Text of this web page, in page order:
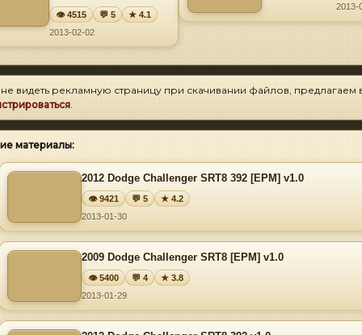
👁 4515 💬 5
★ 4.1
2013-02-02
2013-
видеть рекламную страницу при скачивании файлов, предлагаем
.
материалы:
2012 Dodge Challenger SRT8 392 [EPM] v1.0
👁 9421 💬 5
★ 4.2
2013-01-30
2009 Dodge Challenger SRT8 [EPM] v1.0
👁 5400 💬 4
★ 3.8
2013-01-29